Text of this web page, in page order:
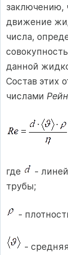
заключению,
движение
числа,
данной
Состав этих
числами
где
-
трубы;
-
-